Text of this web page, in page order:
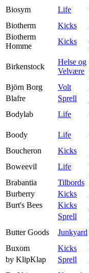
Biosym
Life
Biotherm
Kicks
Biotherm
Homme
Kicks
Birkenstock
Helse og
Velvære
Björn Borg
Volt
Blafre
Sprell
Bodylab
Life
Boody
Life
Boucheron
Kicks
Boweevil
Life
Brabantia
Tilbords
Burberry
Kicks
Burt's Bees
Kicks
Sprell
Butter Goods
Junkyard
Buxom
Kicks
by KlipKlap
Sprell